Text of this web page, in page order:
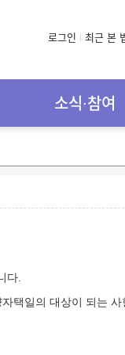
로그인 최근 본
소식∙참여
다.
택일의 대상이 되는 사